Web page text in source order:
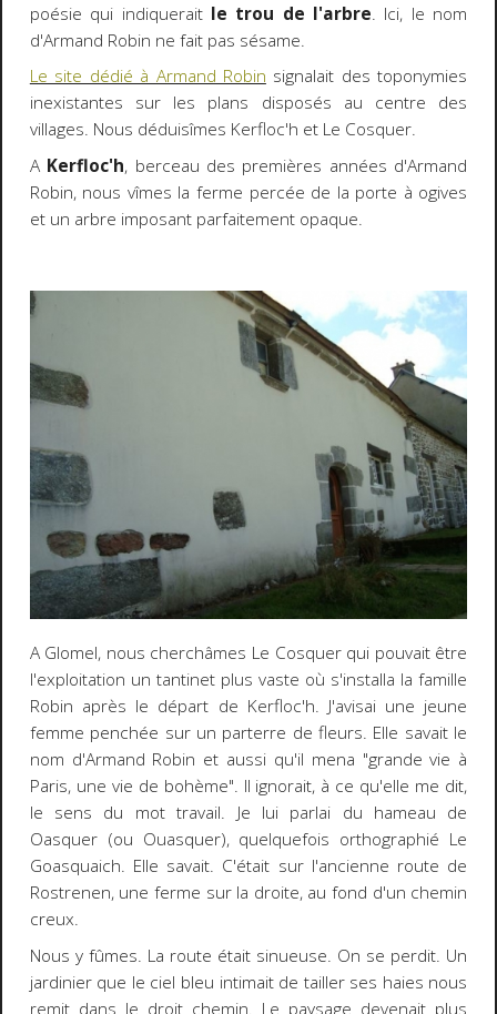
poésie qui indiquerait le trou de l'arbre. Ici, le nom
d'Armand Robin ne fait pas sésame.
Le site dédié à Armand Robin signalait des toponymies
inexistantes sur les plans disposés au centre des
villages. Nous déduisîmes Kerfloc'h et Le Cosquer.
A Kerfloc'h, berceau des premières années d'Armand
Robin, nous vîmes la ferme percée de la porte à ogives
et un arbre imposant parfaitement opaque.
A Glomel, nous cherchâmes Le Cosquer qui pouvait être
l'exploitation un tantinet plus vaste où s'installa la famille
Robin après le départ de Kerfloc'h. J'avisai une jeune
femme penchée sur un parterre de fleurs. Elle savait le
nom d'Armand Robin et aussi qu'il mena "grande vie à
Paris, une vie de bohème". Il ignorait, à ce qu'elle me dit,
le sens du mot travail. Je lui parlai du hameau de
Oasquer (ou Ouasquer), quelquefois orthographié Le
Goasquaich. Elle savait. C'était sur l'ancienne route de
Rostrenen, une ferme sur la droite, au fond d'un chemin
creux.
Nous y fûmes. La route était sinueuse. On se perdit. Un
jardinier que le ciel bleu intimait de tailler ses haies nous
remit dans le droit chemin. Le paysage devenait plus